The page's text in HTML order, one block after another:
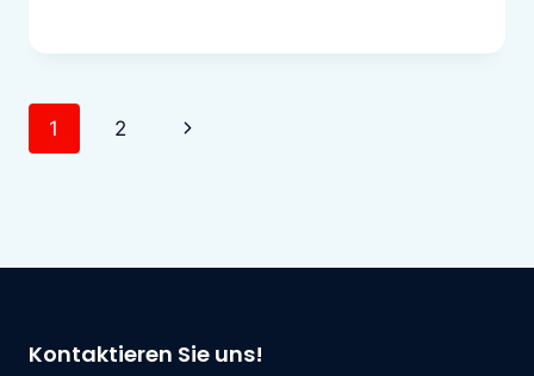
1 2
Kontaktieren Sie uns!